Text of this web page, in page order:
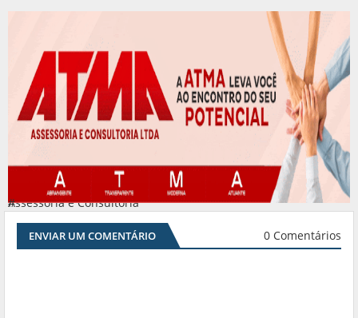
Assessoria e Consultoria
#
ENVIAR UM COMENTÁRIO 0 Comentários